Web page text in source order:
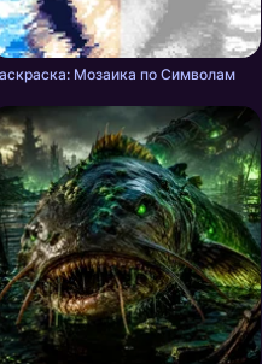
Мозаика по Символам